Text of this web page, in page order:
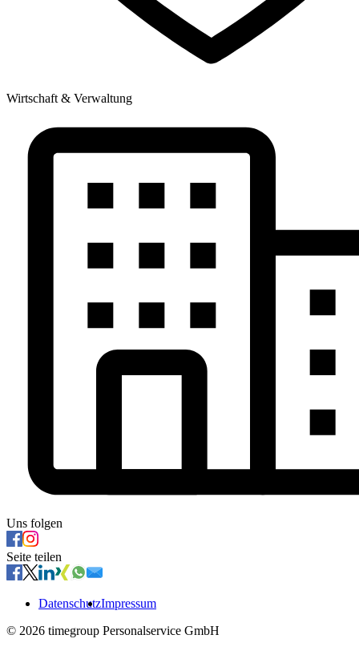
Wirtschaft & Verwaltung
Uns folgen
Seite teilen
DatenschutzImpressum
© 2026 timegroup Personalservice GmbH